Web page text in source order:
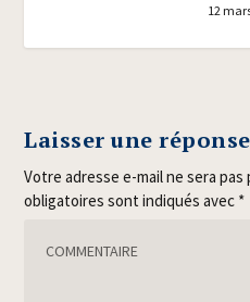
12
Laisser une réponse
Votre adresse e-mail ne sera pas
obligatoires sont indiqués avec *